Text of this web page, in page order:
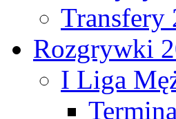
Transfery
Rozgrywki
I Liga